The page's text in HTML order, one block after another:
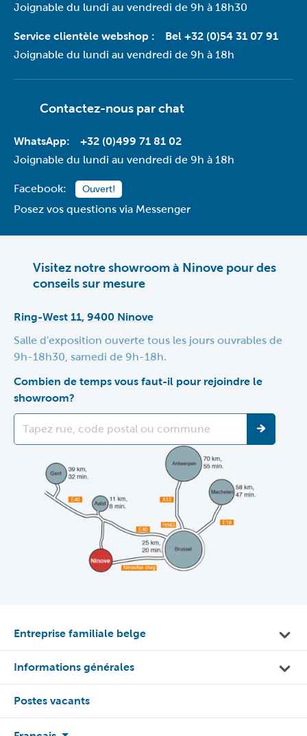
Joignable du lundi au vendredi de 9h à 18h30
Service clientèle webshop :
Bel +32 (0)54 31 07 91
Joignable du lundi au vendredi de 9h à 18h
Contactez-nous par chat
WhatsApp:
+32 (0)499 71 81 02
Joignable du lundi au vendredi de 9h à 18h
Facebook: Ouvert!
Posez vos questions via Messenger
Visitez notre showroom à Ninove pour des
conseils sur mesure
Ring-West 11, 9400 Ninove
Salle d'exposition ouverte tous les jours ouvrables de
9h-18h30, samedi de 9h-18h.
Combien de temps vous faut-il pour rejoindre le
showroom?
Entreprise familiale belge
Informations générales
Postes vacants